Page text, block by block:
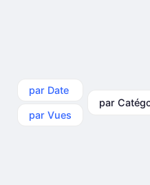
par Date
par Vues